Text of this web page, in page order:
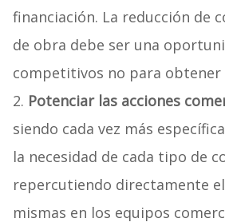
financiación. La reducción de
de obra debe ser una
competitivos no para obtener
2. Potenciar las acciones
siendo cada vez más
la necesidad de cada tipo de
repercutiendo directamente
mismas en los equipos